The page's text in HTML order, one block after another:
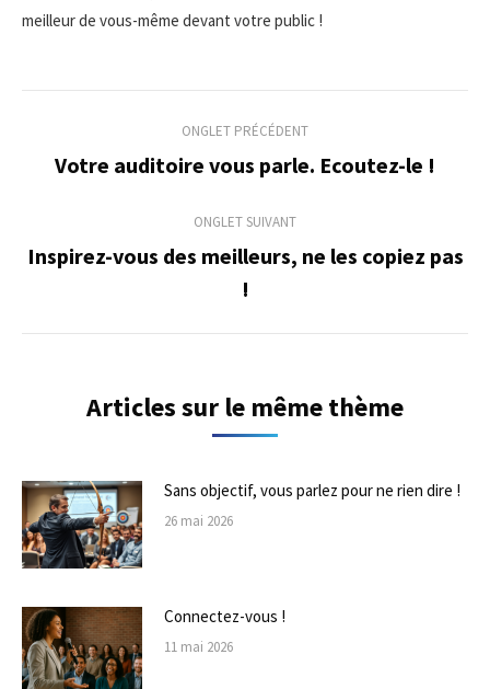
meilleur de vous-même devant votre public !
de
commentaire
ONGLET PRÉCÉDENT
Onglet
Votre auditoire vous parle. Ecoutez-le !
ONGLET SUIVANT
Onglet
suivant
Inspirez-vous des meilleurs, ne les copiez pas
!
Articles sur le même thème
Sans objectif, vous parlez pour ne rien dire !
26 mai 2026
Connectez-vous !
11 mai 2026